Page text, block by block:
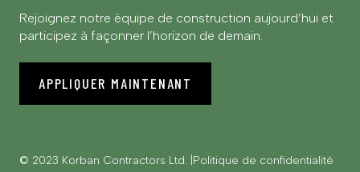
Rejoignez notre équipe de construction aujourd’hui et
participez à façonner l’horizon de demain.
APPLIQUER MAINTENANT
© 2023 Korban Contractors Ltd. Politique de confidentialité